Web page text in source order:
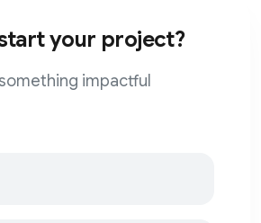
your project?
impactful